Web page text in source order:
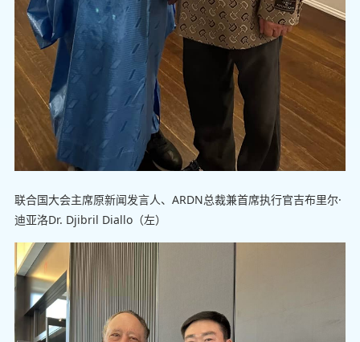
联合国大会主席原新闻发言人、ARDN总裁兼首席执行官吉布里尔·
迪亚洛Dr. Djibril Diallo（左）